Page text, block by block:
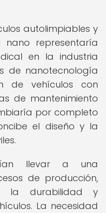
autolimpiables y
representaría
en la industria
de nanotecnología
de vehículos con
de mantenimiento
por completo
el diseño y la
llevar a una
de producción,
la durabilidad y
La necesidad